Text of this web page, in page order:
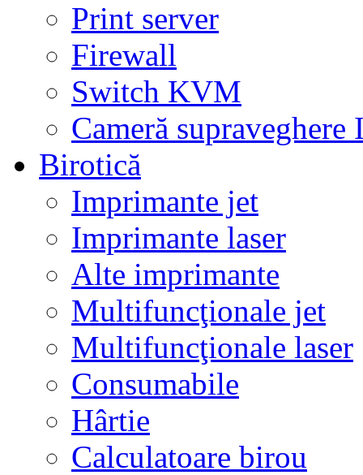
Print server
Firewall
Switch KVM
Cameră supraveghere
Birotică
Imprimante jet
Imprimante laser
Alte imprimante
Multifuncţionale jet
Multifuncţionale laser
Consumabile
Hârtie
Calculatoare birou